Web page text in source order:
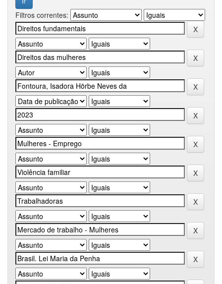
Filtros correntes: